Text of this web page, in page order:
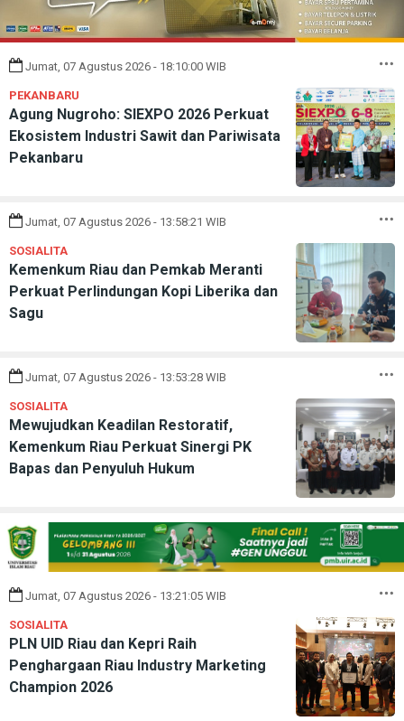
Jumat, 07 Agustus 2026 - 18:10:00 WIB
PEKANBARU
Agung Nugroho: SIEXPO 2026 Perkuat
Ekosistem Industri Sawit dan Pariwisata
Pekanbaru
Jumat, 07 Agustus 2026 - 13:58:21 WIB
SOSIALITA
Kemenkum Riau dan Pemkab Meranti
Perkuat Perlindungan Kopi Liberika dan
Sagu
Jumat, 07 Agustus 2026 - 13:53:28 WIB
SOSIALITA
Mewujudkan Keadilan Restoratif,
Kemenkum Riau Perkuat Sinergi PK
Bapas dan Penyuluh Hukum
Jumat, 07 Agustus 2026 - 13:21:05 WIB
SOSIALITA
PLN UID Riau dan Kepri Raih
Penghargaan Riau Industry Marketing
Champion 2026